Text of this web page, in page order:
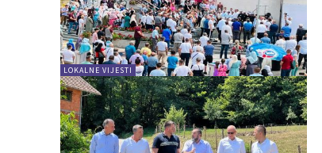
LOKALNE VIJESTI